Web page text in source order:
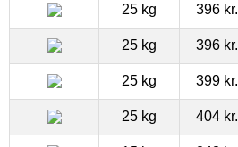
25 kg 396 kr.
25 kg 396 kr.
25 kg 399 kr.
25 kg 404 kr.